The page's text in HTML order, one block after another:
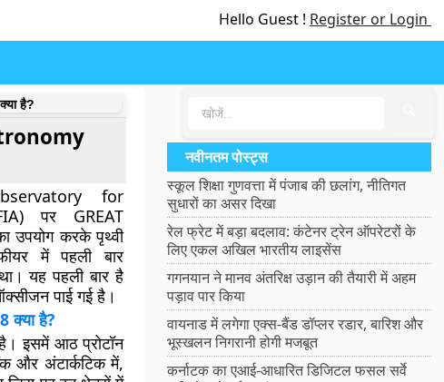
Hello Guest ! Register or Login
है?
for
पर GREAT
उपयोग करके पृथ्वी
में पहली बार
यह पहली बार है
पाई गई है।
क्या है?
इसमें आठ प्रोटॉन
और अंटार्कटिक में,
नवीनतम पोस्ट्स
स्कूल शिक्षा गुणवत्ता में पंजाब की छलांग, नीतिगत
सुधारों का असर दिखा
रेल फ्रेट में बड़ा बदलाव: कंटेनर ट्रेन ऑपरेटरों के
लिए एकल अखिल भारतीय लाइसेंस
गगनयान ने मानव अंतरिक्ष उड़ान की तैयारी में अहम
पड़ाव पार किया
वायनाड में लगेगा एक्स-बैंड डॉप्लर रडार, बारिश और
भूस्खलन निगरानी होगी मजबूत
कर्नाटक का एआई-आधारित डिजिटल फसल सर्वे